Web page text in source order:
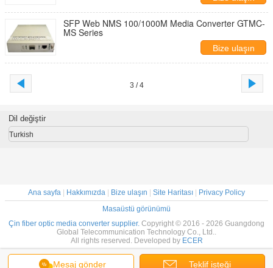
SFP Web NMS 100/1000M Media Converter GTMC-
MS Series
Bize ulaşın
3 / 4
Mesaj gönder Teklif isteği
Dil değiştir
Turkish
Ana sayfa Hakkımızda Bize ulaşın Site Haritası
Privacy Policy
Masaüstü görünümü
Çin fiber optic media converter supplier. Copyright © 2016 - 2026 Guangdong
Global Telecommunication Technology Co., Ltd..
All rights reserved. Developed by ECER